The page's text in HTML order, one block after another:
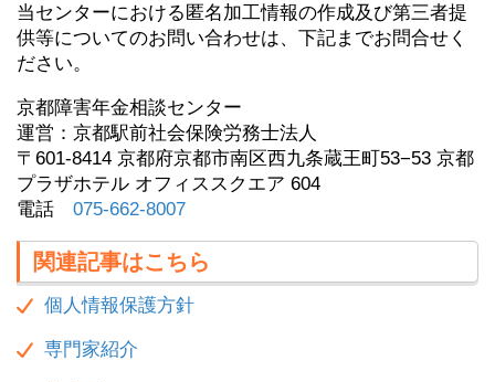
当センターにおける匿名加工情報の作成及び第三者提
供等についてのお問い合わせは、下記までお問合せく
ださい。
京都障害年金相談センター
運営：京都駅前社会保険労務士法人
〒601-8414 京都府京都市南区西九条蔵王町53−53 京都
プラザホテル オフィススクエア 604
電話 075-662-8007
関連記事はこちら
個人情報保護方針
専門家紹介